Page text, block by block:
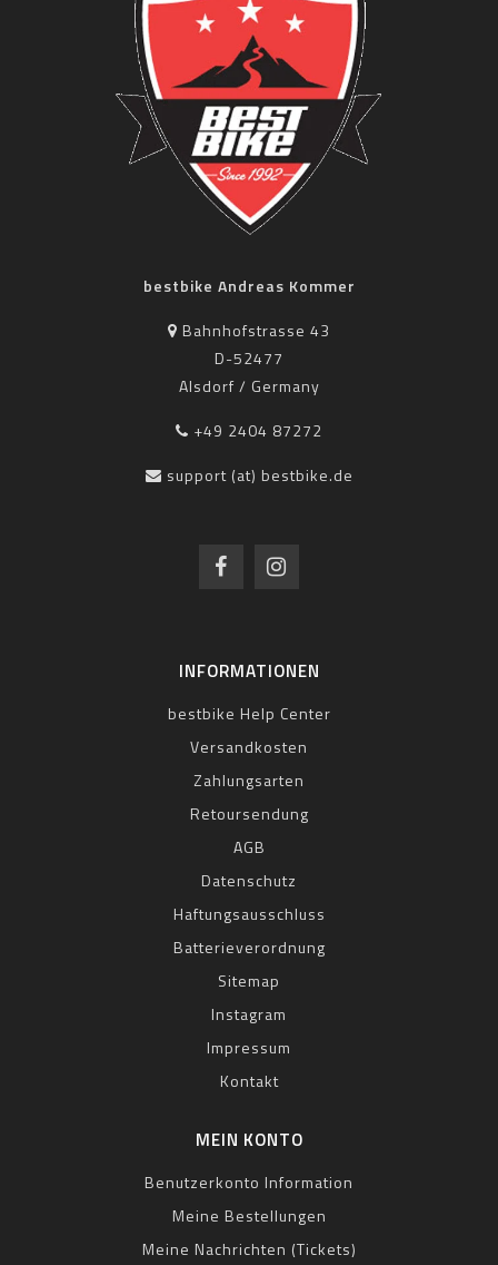
bestbike Andreas Kommer
Bahnhofstrasse 43
D-52477
Alsdorf / Germany
+49 2404 87272
support (at) bestbike.de
INFORMATIONEN
bestbike Help Center
Versandkosten
Zahlungsarten
Retoursendung
AGB
Datenschutz
Haftungsausschluss
Batterieverordnung
Sitemap
Instagram
Impressum
Kontakt
MEIN KONTO
Benutzerkonto Information
Meine Bestellungen
Meine Nachrichten (Tickets)